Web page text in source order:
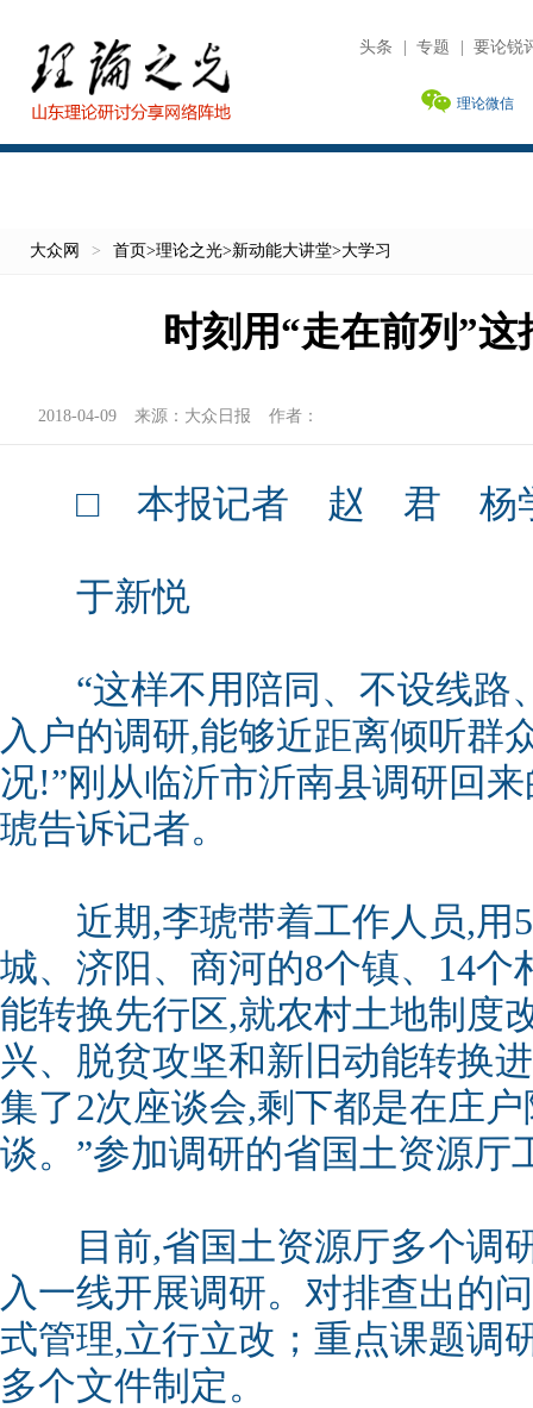
头条 专题 要论锐
理论微信
大众网 > 首页>理论之光>新动能大讲堂>大学习
时刻用“走在前列”这
2018-04-09 来源： 大众日报 作者：
□ 本报记者 赵 君 杨
于新悦
“这样不用陪同、不设线路
入户的调研,能够近距离倾听群
况!”刚从临沂市沂南县调研回
琥告诉记者。
近期,李琥带着工作人员,用5
城、济阳、商河的8个镇、14
能转换先行区,就农村土地制度
兴、脱贫攻坚和新旧动能转换
集了2次座谈会,剩下都是在庄户
谈。”参加调研的省国土资源厅
目前,省国土资源厅多个调
入一线开展调研。对排查出的
式管理,立行立改；重点课题调
多个文件制定。